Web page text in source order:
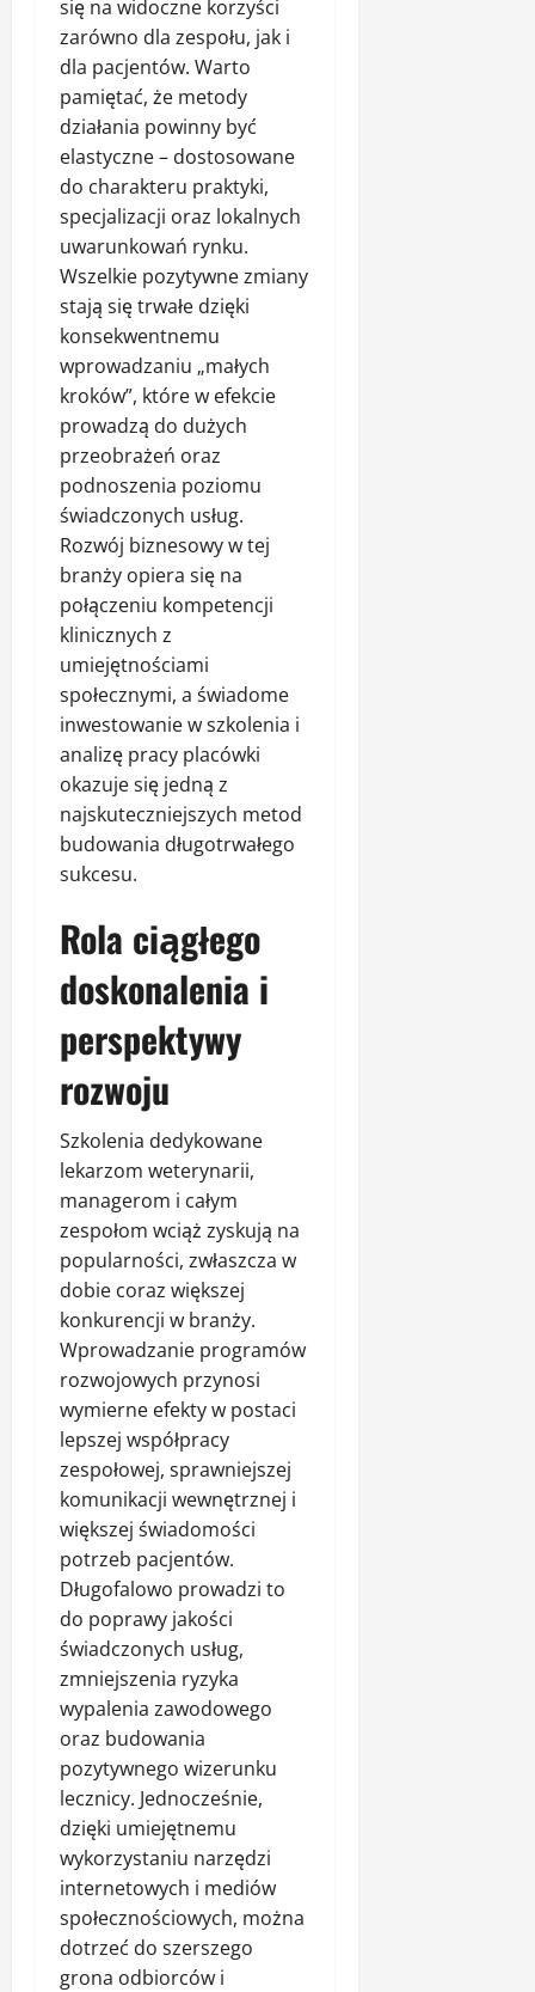
się na widoczne korzyści
zarówno dla zespołu, jak i
dla pacjentów. Warto
pamiętać, że metody
działania powinny być
elastyczne – dostosowane
do charakteru praktyki,
specjalizacji oraz lokalnych
uwarunkowań rynku.
Wszelkie pozytywne zmiany
stają się trwałe dzięki
konsekwentnemu
wprowadzaniu „małych
kroków”, które w efekcie
prowadzą do dużych
przeobrażeń oraz
podnoszenia poziomu
świadczonych usług.
Rozwój biznesowy w tej
branży opiera się na
połączeniu kompetencji
klinicznych z
umiejętnościami
społecznymi, a świadome
inwestowanie w szkolenia i
analizę pracy placówki
okazuje się jedną z
najskuteczniejszych metod
budowania długotrwałego
sukcesu.
Rola ciągłego
doskonalenia i
perspektywy
rozwoju
Szkolenia dedykowane
lekarzom weterynarii,
managerom i całym
zespołom wciąż zyskują na
popularności, zwłaszcza w
dobie coraz większej
konkurencji w branży.
Wprowadzanie programów
rozwojowych przynosi
wymierne efekty w postaci
lepszej współpracy
zespołowej, sprawniejszej
komunikacji wewnętrznej i
większej świadomości
potrzeb pacjentów.
Długofalowo prowadzi to
do poprawy jakości
świadczonych usług,
zmniejszenia ryzyka
wypalenia zawodowego
oraz budowania
pozytywnego wizerunku
lecznicy. Jednocześnie,
dzięki umiejętnemu
wykorzystaniu narzędzi
internetowych i mediów
społecznościowych, można
dotrzeć do szerszego
grona odbiorców i